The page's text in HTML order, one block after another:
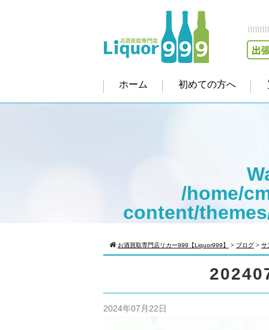
ホーム 初めての方へ
/home/
content/
Warning:
/home/
content/
お酒買取専門店リカー999【Liquor999】 > ブログ > サ
2024年07月22日